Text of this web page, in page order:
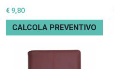
€ 9,80
CALCOLA PREVENTIVO